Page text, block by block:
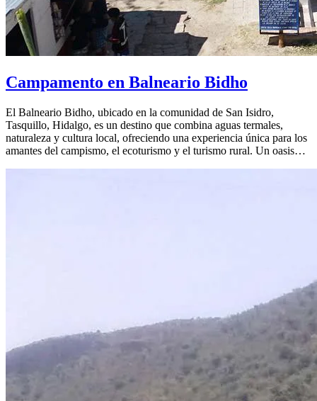
Campamento en Balneario Bidho
El Balneario Bidho, ubicado en la comunidad de San Isidro,
Tasquillo, Hidalgo, es un destino que combina aguas termales,
naturaleza y cultura local, ofreciendo una experiencia única para los
amantes del campismo, el ecoturismo y el turismo rural. Un oasis…